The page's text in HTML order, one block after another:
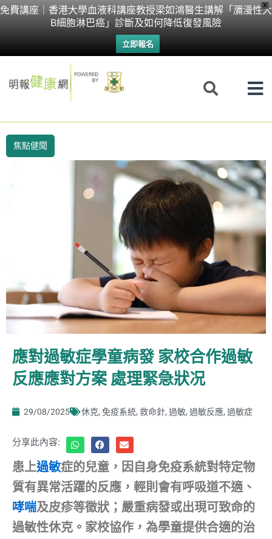
X
免費講座｜香港大學血液科講座教授梁如鴻醫生講解「瀰漫性大
B細胞淋巴癌」診斷及如何降低復發風險
立即報名
Skip
焦點健聞
應對過敏症學童病發 家校合作過敏
反應應對方案 處理緊急狀况
29/08/2025 休克, 免疫系統, 救命針, 過敏, 過敏反應, 過敏症
分享此內容:
患上過敏症的兒童，因自身免疫系統對特定物
質有異常活躍的反應，輕則會有呼吸道不適、
哮喘及皮疹等徵狀；嚴重病發或出現可致命的
過敏性休克。家校協作，為學童提供合適的治